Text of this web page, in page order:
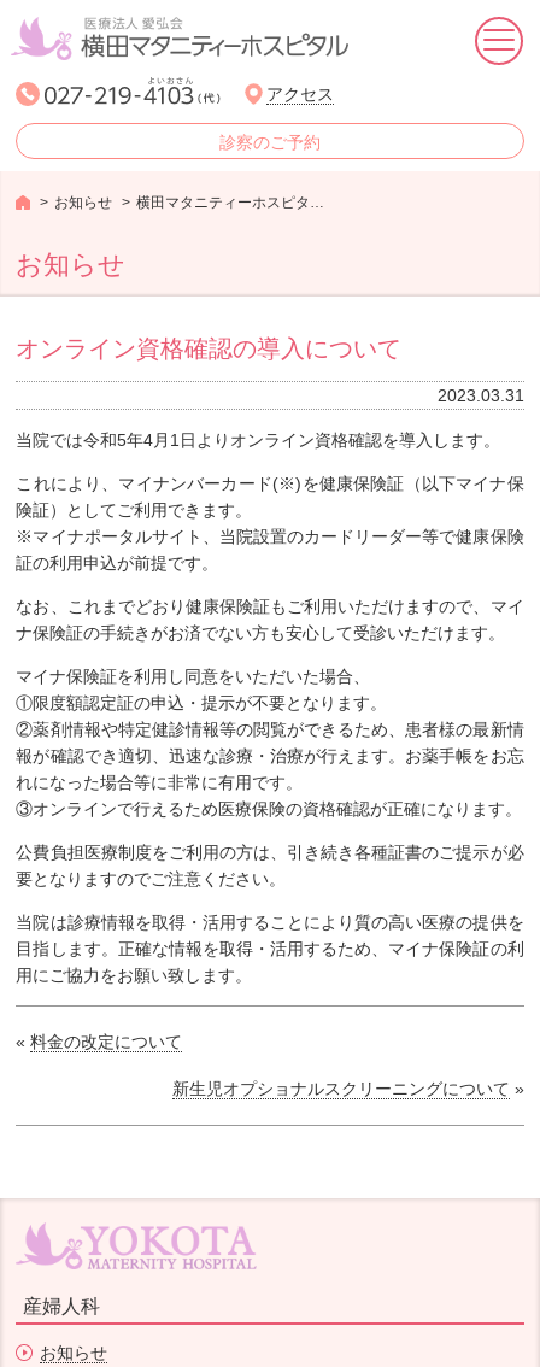
アクセス
診察のご予約
ホーム
産婦人科
生殖医療婦人科
リトルストークよこた
来院される方へ
医療理念
アクセス
採用情報
診察のご予約
お知らせ 横田マタニティーホスピタルからのお知らせ
お知らせ
オンライン資格確認の導入について
2023.03.31
当院では令和5年4月1日よりオンライン資格確認を導入します。
これにより、マイナンバーカード(※)を健康保険証（以下マイナ保
険証）としてご利用できます。
※マイナポータルサイト、当院設置のカードリーダー等で健康保険
証の利用申込が前提です。
なお、これまでどおり健康保険証もご利用いただけますので、マイ
ナ保険証の手続きがお済でない方も安心して受診いただけます。
マイナ保険証を利用し同意をいただいた場合、
①限度額認定証の申込・提示が不要となります。
②薬剤情報や特定健診情報等の閲覧ができるため、患者様の最新情
報が確認でき適切、迅速な診療・治療が行えます。お薬手帳をお忘
れになった場合等に非常に有用です。
③オンラインで行えるため医療保険の資格確認が正確になります。
公費負担医療制度をご利用の方は、引き続き各種証書のご提示が必
要となりますのでご注意ください。
当院は診療情報を取得・活用することにより質の高い医療の提供を
目指します。正確な情報を取得・活用するため、マイナ保険証の利
用にご協力をお願い致します。
«料金の改定について
新生児オプショナルスクリーニングについて »
産婦人科
お知らせ